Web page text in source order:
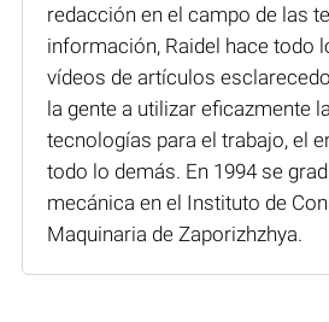
redacción en el campo de las
información, Raidel hace todo
vídeos de artículos
la gente a utilizar eficazmente
tecnologías para el trabajo, el
todo lo demás. En 1994 se
mecánica en el Instituto de
Maquinaria de Zaporizhzhya.